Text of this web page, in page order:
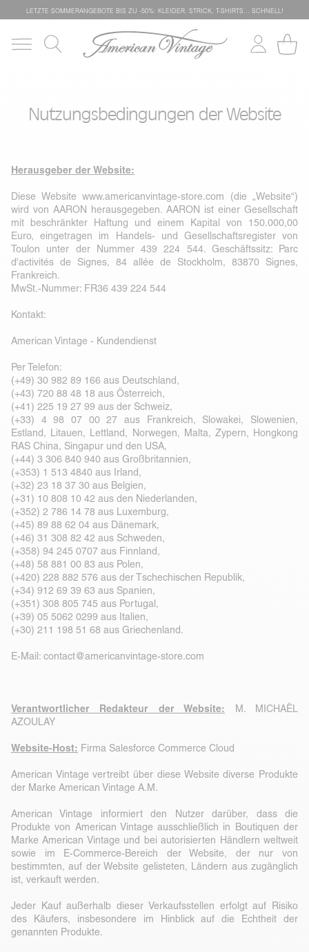
LETZTE SOMMERANGEBOTE BIS ZU -50%: KLEIDER, STRICK, T-SHIRTS… SCHNELL!
Nutzungsbedingungen der Website
Herausgeber der Website:
Diese Website www.americanvintage-store.com (die „Website“)
wird von AARON herausgegeben. AARON ist einer Gesellschaft
mit beschränkter Haftung und einem Kapital von 150.000,00
Euro, eingetragen im Handels- und Gesellschaftsregister von
Toulon unter der Nummer 439 224 544. Geschäftssitz: Parc
d'activités de Signes, 84 allée de Stockholm, 83870 Signes,
Frankreich.
MwSt.-Nummer: FR36 439 224 544
Kontakt:
American Vintage - Kundendienst
Per Telefon:
(+49) 30 982 89 166 aus Deutschland,
(+43) 720 88 48 18 aus Österreich,
(+41) 225 19 27 99 aus der Schweiz,
(+33) 4 98 07 00 27 aus Frankreich, Slowakei, Slowenien,
Estland, Litauen, Lettland, Norwegen, Malta, Zypern, Hongkong
RAS China, Singapur und den USA,
(+44) 3 306 840 940 aus Großbritannien,
(+353) 1 513 4840 aus Irland,
(+32) 23 18 37 30 aus Belgien,
(+31) 10 808 10 42 aus den Niederlanden,
(+352) 2 786 14 78 aus Luxemburg,
(+45) 89 88 62 04 aus Dänemark,
(+46) 31 308 82 42 aus Schweden,
(+358) 94 245 0707 aus Finnland,
(+48) 58 881 00 83 aus Polen,
(+420) 228 882 576 aus der Tschechischen Republik,
(+34) 912 69 39 63 aus Spanien,
(+351) 308 805 745 aus Portugal,
(+39) 05 5062 0299 aus Italien,
(+30) 211 198 51 68 aus Griechenland.
E-Mail: contact@americanvintage-store.com
Verantwortlicher Redakteur der Website: M. MICHAËL
AZOULAY
Website-Host: Firma Salesforce Commerce Cloud
American Vintage vertreibt über diese Website diverse Produkte
der Marke American Vintage A.M.
American Vintage informiert den Nutzer darüber, dass die
Produkte von American Vintage ausschließlich in Boutiquen der
Marke American Vintage und bei autorisierten Händlern weltweit
sowie im E-Commerce-Bereich der Website, der nur von
bestimmten, auf der Website gelisteten, Ländern aus zugänglich
ist, verkauft werden.
Jeder Kauf außerhalb dieser Verkaufsstellen erfolgt auf Risiko
des Käufers, insbesondere im Hinblick auf die Echtheit der
genannten Produkte.